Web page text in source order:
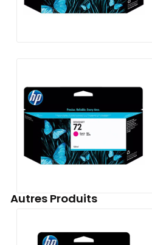
Autres Produits